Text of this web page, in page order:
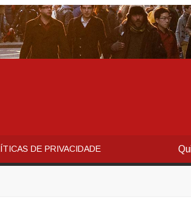
DE PRIVACIDADE